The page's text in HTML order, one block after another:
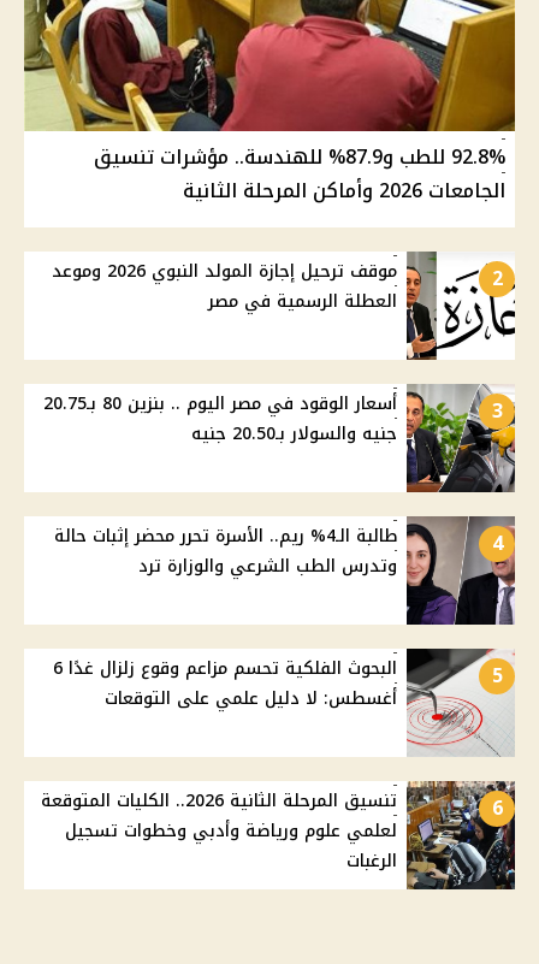
92.8% للطب و87.9% للهندسة.. مؤشرات تنسيق
الجامعات 2026 وأماكن المرحلة الثانية
2
موقف ترحيل إجازة المولد النبوي 2026 وموعد
العطلة الرسمية في مصر
3
أسعار الوقود في مصر اليوم .. بنزين 80 بـ20.75
جنيه والسولار بـ20.50 جنيه
4
طالبة الـ4% ريم.. الأسرة تحرر محضر إثبات حالة
وتدرس الطب الشرعي والوزارة ترد
5
البحوث الفلكية تحسم مزاعم وقوع زلزال غدًا 6
أغسطس: لا دليل علمي على التوقعات
6
تنسيق المرحلة الثانية 2026.. الكليات المتوقعة
لعلمي علوم ورياضة وأدبي وخطوات تسجيل
الرغبات